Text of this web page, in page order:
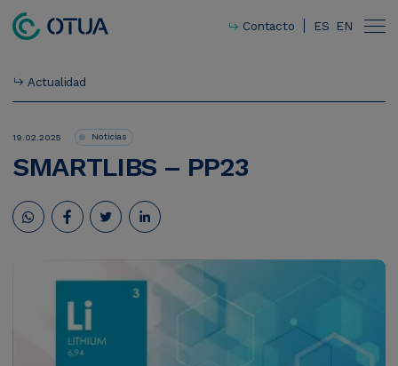
Responsabilidad social corporativa
Contacto ES EN
Actualidad
19.02.2025 Noticias
SMARTLIBS – PP23